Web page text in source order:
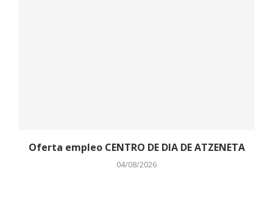
Oferta empleo CENTRO DE DIA DE ATZENETA
04/08/2026